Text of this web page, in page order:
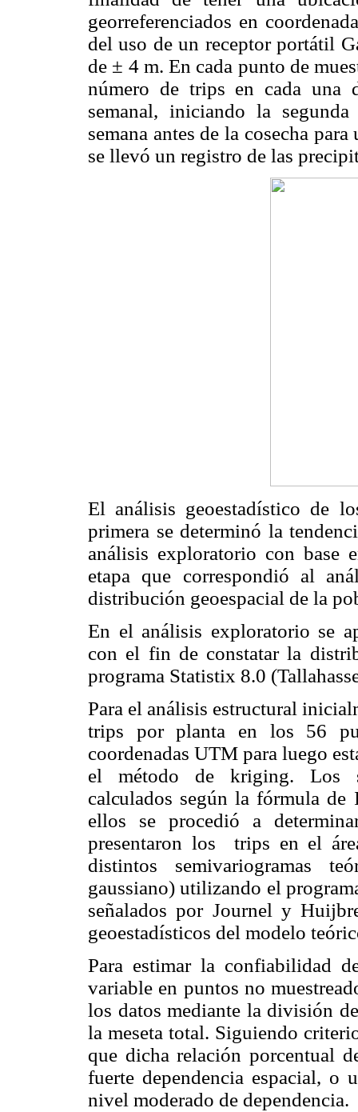
georreferenciados en
del uso de un receptor portátil
de ± 4 m. En cada punto de
número de trips en cada una
semanal, iniciando la
semana antes de la cosecha
se llevó un registro de las
El análisis geoestadístico de
primera se determinó la
análisis exploratorio con base
etapa que correspondió al
distribución geoespacial de la
En el análisis exploratorio se
con el fin de constatar la
programa Statistix 8.0
Para el análisis estructural
trips por planta en los 56
coordenadas UTM para luego
el método de kriging. Los
calculados según la fórmula de
ellos se procedió a
presentaron los trips en el
distintos semivariogramas
gaussiano) utilizando el
señalados por Journel y
geoestadísticos del modelo
Para estimar la confiabilidad
variable en puntos no
los datos mediante la división
la meseta total. Siguiendo
que dicha relación porcentual
fuerte dependencia espacial,
nivel moderado de dependencia.